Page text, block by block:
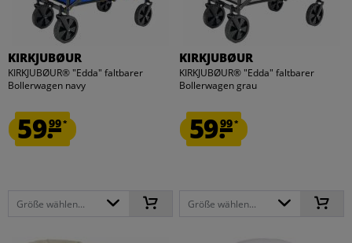
KIRKJUBØUR
KIRKJUBØUR® "Edda" faltbarer
Bollerwagen navy
59.99*
Größe wählen...
KIRKJUBØUR
KIRKJUBØUR® "Edda" faltbarer
Bollerwagen grau
59.99*
Größe wählen...